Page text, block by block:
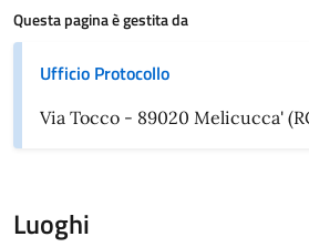
Questa pagina è gestita da
Ufficio Protocollo
Via Tocco - 89020 Melicucca'
Luoghi